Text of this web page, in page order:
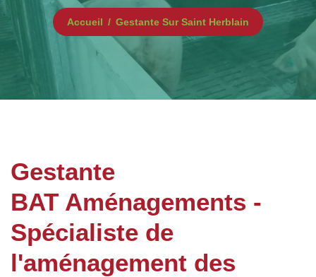
Accueil Gestante Sur Saint Herblain
Gestante
BAT Aménagements -
Spécialiste de
l'aménagement des